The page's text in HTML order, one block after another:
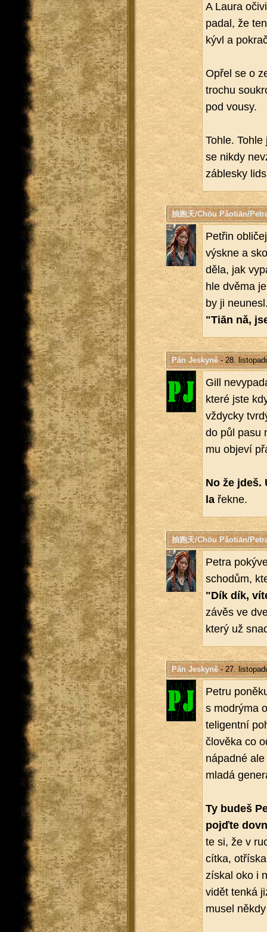
A Laura
pa­dal, že
ký­vl a
Opřel se o
tro­chu
pod vousy.
Tohle.
se nikdy
zábles­ky
抽跑天/Chōu Pǎotiān/
Pet­řin
výsk­ne a
dě­la, jak
hle dvěma
by ji
"Tiān nǎ,
Pán Jeskyně- 28.
Gill
které jste
vždyc­ky
do půl pasu
mu ob­je­ví
No že jdeš.
lařekne.
抽跑天/Chōu Pǎotiān/
Petra
scho­dům,
"Dík dík,
závěs ve
který už
Pán Jeskyně- 27.
Petru
s mod­rý­ma
te­li­gent­ní
člo­vě­ka co
ná­pad­né
mladá
Ty budeš
pojď­te
te si, že v
cít­ka,
zís­kal oko i
vidět tenká
musel